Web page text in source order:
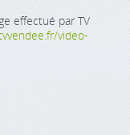
effectué par TV
video-